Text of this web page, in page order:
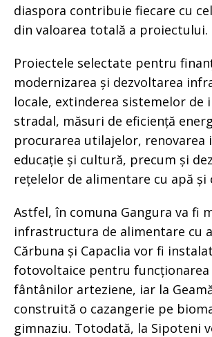
diaspora contribuie fiecare cu
din valoarea totală a proiectului.
Proiectele selectate pentru
modernizarea și dezvoltarea
locale, extinderea sistemelor de
stradal, măsuri de eficiență
procurarea utilajelor,
educație și cultură, precum și
rețelelor de alimentare cu apă și
Astfel, în comuna Gangura va fi
infrastructura de alimentare cu
Cărbuna și Capaclia vor fi
fotovoltaice pentru funcționarea
fântânilor arteziene, iar la
construită o cazangerie pe
gimnaziu. Totodată, la Sipoteni